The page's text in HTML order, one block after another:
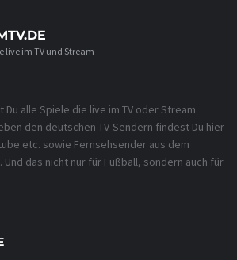
live im TV und Stream
Du alle Spiele die live im TV oder Stream
den deutschen TV-Sendern findest Du hier
etc. sowie Fernsehsender aus dem
Und das nicht nur für Fußball, sondern auch für